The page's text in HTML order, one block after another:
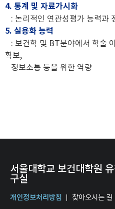
4. 통계 및 자료가시화
: 논리적인 연관성평가 능력과
5. 실용화 능력
: 보건학 및 BT분야에서 학술
확보,
정보소통 등을 위한 역량
서울대학교 보건대학원
구실
개인정보처리방침 찾아오시는 길